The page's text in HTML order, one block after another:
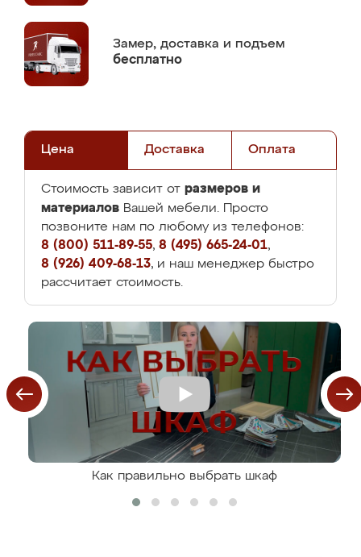
Замер, доставка и подъем
бесплатно
Цена Доставка Оплата
Стоимость зависит от размеров и
материалов Вашей мебели. Просто
позвоните нам по любому из телефонов:
8 (800) 511-89-55, 8 (495) 665-24-01,
8 (926) 409-68-13, и наш менеджер быстро
рассчитает стоимость.
Как правильно выбрать шкаф